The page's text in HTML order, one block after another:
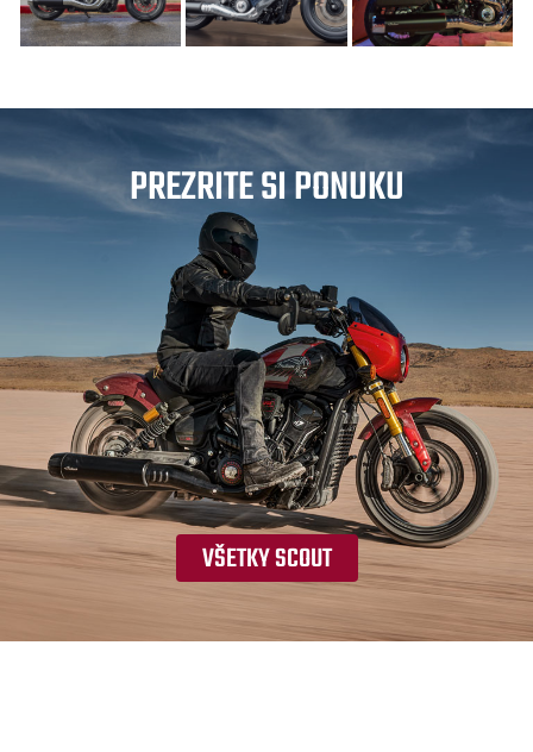
PREZRITE SI PONUKU
VŠETKY SCOUT